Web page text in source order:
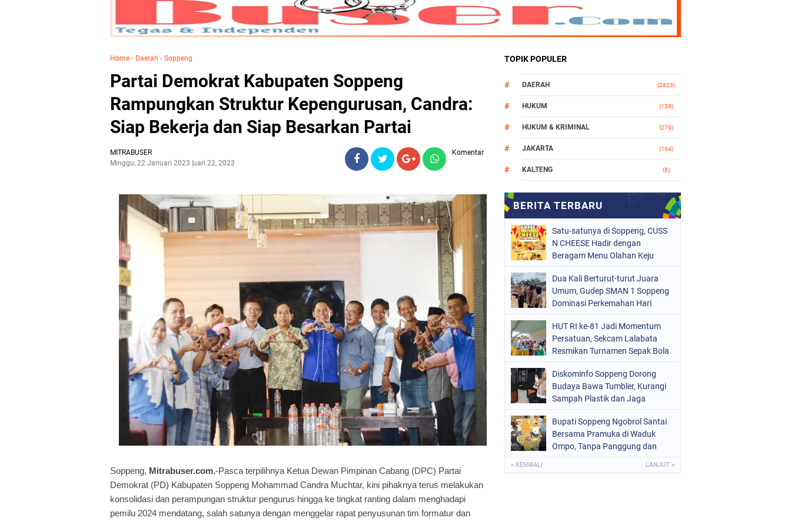
Home › Daerah › Soppeng
Partai Demokrat Kabupaten Soppeng
Rampungkan Struktur Kepengurusan, Candra:
Siap Bekerja dan Siap Besarkan Partai
MITRABUSER
Minggu, 22 Januari 2023Januari 22, 2023
Komentar
Soppeng, Mitrabuser.com,-Pasca terpilihnya Ketua Dewan Pimpinan Cabang (DPC) Partai
Demokrat (PD) Kabupaten Soppeng Mohammad Candra Muchtar, kini pihaknya terus melakukan
konsolidasi dan perampungan struktur pengurus hingga ke tingkat ranting dalam menghadapi
pemilu 2024 mendatang, salah satunya dengan menggelar rapat penyusunan tim formatur dan
TOPIK POPULER
DAERAH (2823)
HUKUM (139)
HUKUM & KRIMINAL (270)
JAKARTA (164)
KALTENG (8)
MAKASSAR
(965)
ORGANISASI (212)
PERISTIWA
POLITIK
POLRI (1523)
SULSEL
Satu-satunya di Soppeng, CUSS
N CHEESE Hadir dengan
Beragam Menu Olahan Keju
Dua Kali Berturut-turut Juara
Umum, Gudep SMAN 1 Soppeng
Dominasi Perkemahan Hari
HUT RI ke-81 Jadi Momentum
Persatuan, Sekcam Lalabata
Resmikan Turnamen Sepak Bola
Diskominfo Soppeng Dorong
Budaya Bawa Tumbler, Kurangi
Sampah Plastik dan Jaga
Bupati Soppeng Ngobrol Santai
Bersama Pramuka di Waduk
Ompo, Tanpa Panggung dan
« KEMBALI LANJUT »